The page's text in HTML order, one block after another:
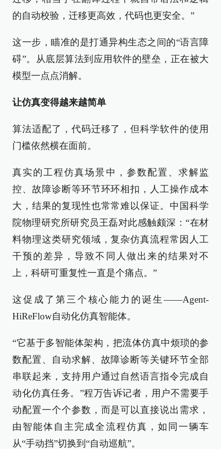
的自动校验，迁移更高效，代码也更安全。”
这一步，瞄准的是打通异构生态之间的“语言障
碍”。从底层算法到应用软件的壁垒，正在被大
模型一点点消解。
让仿真变得越来越简单
算法适配了，代码迁移了，但科学软件的使用
门槛依然横在面前。
真实的工程仿真场景中，参数配置、求解监
控、故障诊断等环节环环相扣，人工操作成本
大，结果的复现性也常常难以保证。中国科学
院物理研究所研究员王磊对此感触颇深：“在材
料物理这类研究领域，复杂仿真流程常因人工
干预的差异，导致不同人做出来的结果对不
上，科研可重复性一直是个痛点。”
这促成了第三个核心能力的诞生——Agent-
HiReFlow自动化仿真智能体。
“它基于多智能体架构，把流体仿真中烦琐的参
数配置、自动求解、故障诊断等关键环节全部
串联起来，支持用户通过自然语言指令完成自
动化仿真任务。”程万告诉记者，用户不需要手
动配置一个个参数，而是可以直接说出需求，
由智能体自主完成全流程仿真，如同一辆车
从“手动挡”切换到“自动巡航”。